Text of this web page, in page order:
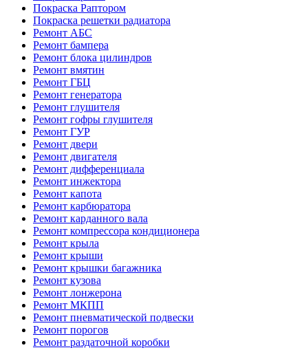
Покраска Раптором
Покраска решетки радиатора
Ремонт АБС
Ремонт бампера
Ремонт блока цилиндров
Ремонт вмятин
Ремонт ГБЦ
Ремонт генератора
Ремонт глушителя
Ремонт гофры глушителя
Ремонт ГУР
Ремонт двери
Ремонт двигателя
Ремонт дифференциала
Ремонт инжектора
Ремонт капота
Ремонт карбюратора
Ремонт карданного вала
Ремонт компрессора кондиционера
Ремонт крыла
Ремонт крыши
Ремонт крышки багажника
Ремонт кузова
Ремонт лонжерона
Ремонт МКПП
Ремонт пневматической подвески
Ремонт порогов
Ремонт раздаточной коробки